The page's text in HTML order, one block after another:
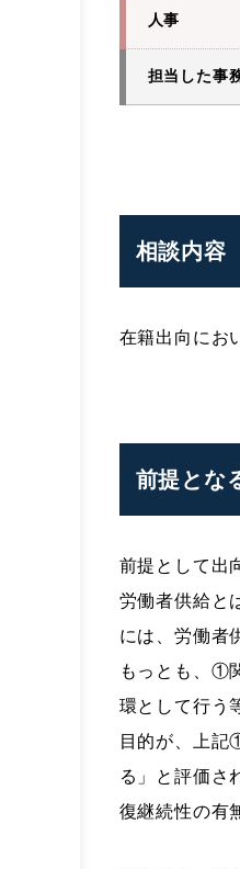
人事
担当した事
相談内容
在籍出向にお
前提とな
前提として出
労働者供給と
には、労働者
もっとも、①
環として行う
目的が、上記
る」と評価さ
復継続性の有